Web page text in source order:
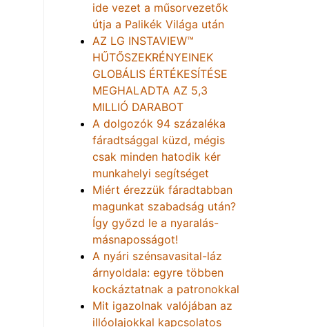
ide vezet a műsorvezetők
útja a Palikék Világa után
AZ LG INSTAVIEW™
HŰTŐSZEKRÉNYEINEK
GLOBÁLIS ÉRTÉKESÍTÉSE
MEGHALADTA AZ 5,3
MILLIÓ DARABOT
A dolgozók 94 százaléka
fáradtsággal küzd, mégis
csak minden hatodik kér
munkahelyi segítséget
Miért érezzük fáradtabban
magunkat szabadság után?
Így győzd le a nyaralás-
másnaposságot!
A nyári szénsavasital-láz
árnyoldala: egyre többen
kockáztatnak a patronokkal
Mit igazolnak valójában az
illóolajokkal kapcsolatos